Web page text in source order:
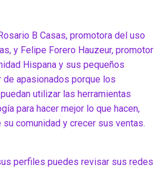
B Casas, promotora del uso
y Felipe Forero Hauzeur, promotor
Hispana y sus pequeños
de apasionados porque los
utilizar las herramientas
para hacer mejor lo que hacen,
su comunidad y crecer sus ventas.
perfiles puedes revisar sus redes